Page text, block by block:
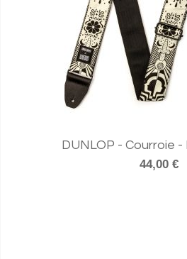
DUNLOP - Courroie -
44,00 €